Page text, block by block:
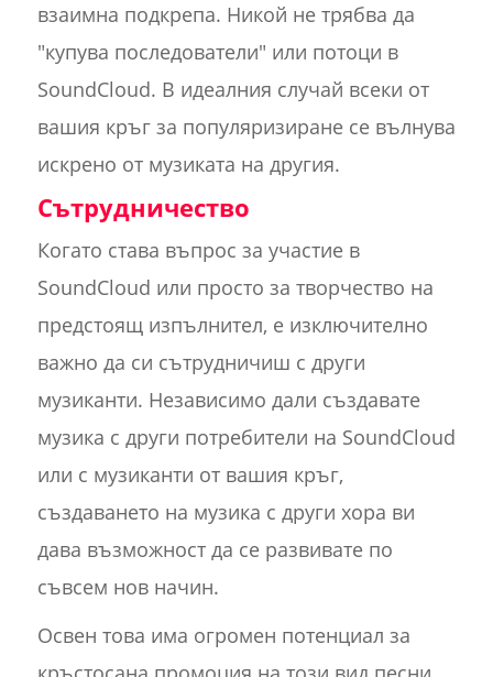
взаимна подкрепа. Никой не трябва да
"купува последователи" или потоци в
SoundCloud. В идеалния случай всеки от
вашия кръг за популяризиране се вълнува
искрено от музиката на другия.
Сътрудничество
Когато става въпрос за участие в
SoundCloud или просто за творчество на
предстоящ изпълнител, е изключително
важно да си сътрудничиш с други
музиканти. Независимо дали създавате
музика с други потребители на SoundCloud
или с музиканти от вашия кръг,
създаването на музика с други хора ви
дава възможност да се развивате по
съвсем нов начин.
Освен това има огромен потенциал за